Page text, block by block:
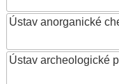
Ústav anorganické
Ústav archeologické